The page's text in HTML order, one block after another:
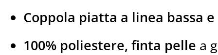
Coppola piatta a linea bassa
100% poliestere, finta pelle a